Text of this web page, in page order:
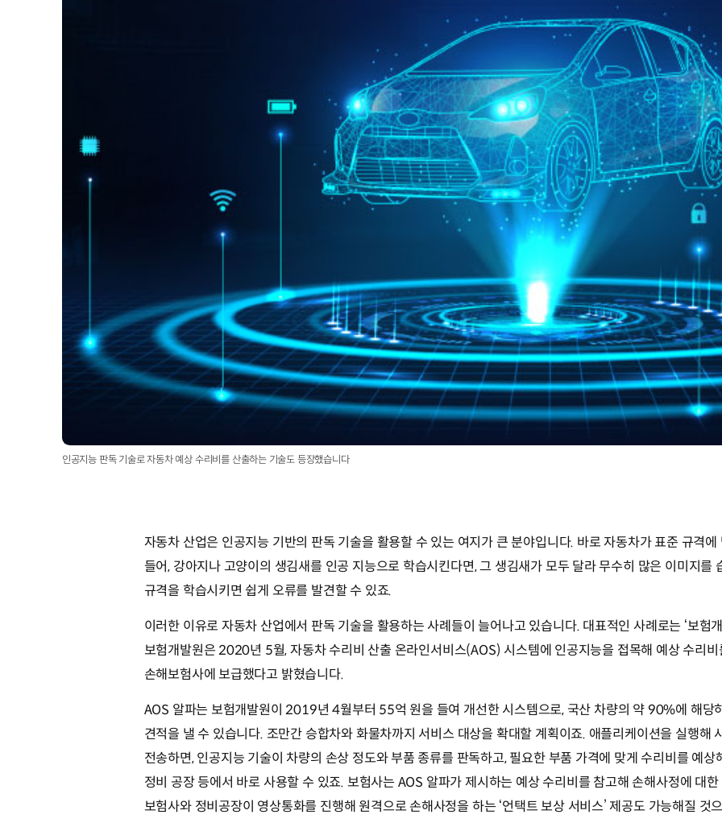
인공지능 판독 기술로 자동차 예상 수리비를 산출하는 기술도 등장했습니다
자동차 산업은 인공지능 기반의 판독 기술을 활용할 수 있는 여지가 큰 분야입니다. 바로 자동차가 표준 규격
들어, 강아지나 고양이의 생김새를 인공 지능으로 학습시킨다면, 그 생김새가 모두 달라 무수히 많은 이미지를
규격을 학습시키면 쉽게 오류를 발견할 수 있죠.
이러한 이유로 자동차 산업에서 판독 기술을 활용하는 사례들이 늘어나고 있습니다. 대표적인 사례로는 ‘보험
보험개발원은 2020년 5월, 자동차 수리비 산출 온라인서비스(AOS) 시스템에 인공지능을 접목해 예상 수리비
손해보험사에 보급했다고 밝혔습니다.
AOS 알파는 보험개발원이 2019년 4월부터 55억 원을 들여 개선한 시스템으로, 국산 차량의 약 90%에 해당
견적을 낼 수 있습니다. 조만간 승합차와 화물차까지 서비스 대상을 확대할 계획이죠. 애플리케이션을 실행해
전송하면, 인공지능 기술이 차량의 손상 정도와 부품 종류를 판독하고, 필요한 부품 가격에 맞게 수리비를 예
정비 공장 등에서 바로 사용할 수 있죠. 보험사는 AOS 알파가 제시하는 예상 수리비를 참고해 손해사정에 대
보험사와 정비공장이 영상통화를 진행해 원격으로 손해사정을 하는 ‘언택트 보상 서비스’ 제공도 가능해질 것